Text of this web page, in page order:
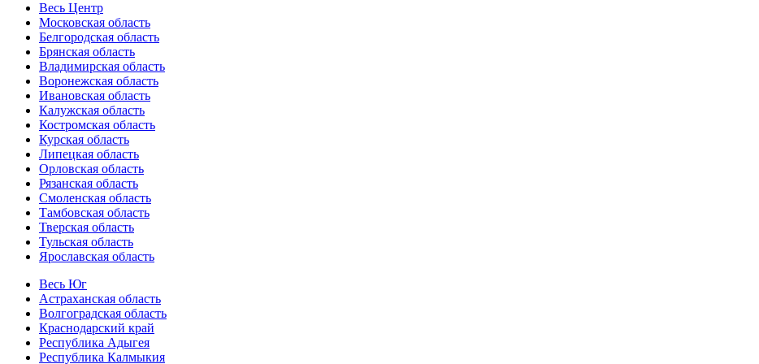
Весь Центр
Московская область
Белгородская область
Брянская область
Владимирская область
Воронежская область
Ивановская область
Калужская область
Костромская область
Курская область
Липецкая область
Орловская область
Рязанская область
Смоленская область
Тамбовская область
Тверская область
Тульская область
Ярославская область
Весь Юг
Астраханская область
Волгоградская область
Краснодарский край
Республика Адыгея
Республика Калмыкия